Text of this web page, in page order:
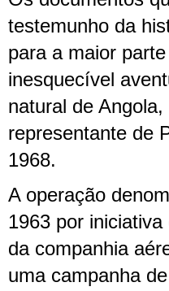
testemunho da
para a maior
inesquecível
natural de
representante de
1968.
A operação
1963 por
da companhia
uma campanha